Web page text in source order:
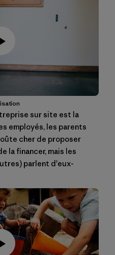
sur site est la
employés, les parents
cher de proposer
la financer, mais les
parlent d'eux-